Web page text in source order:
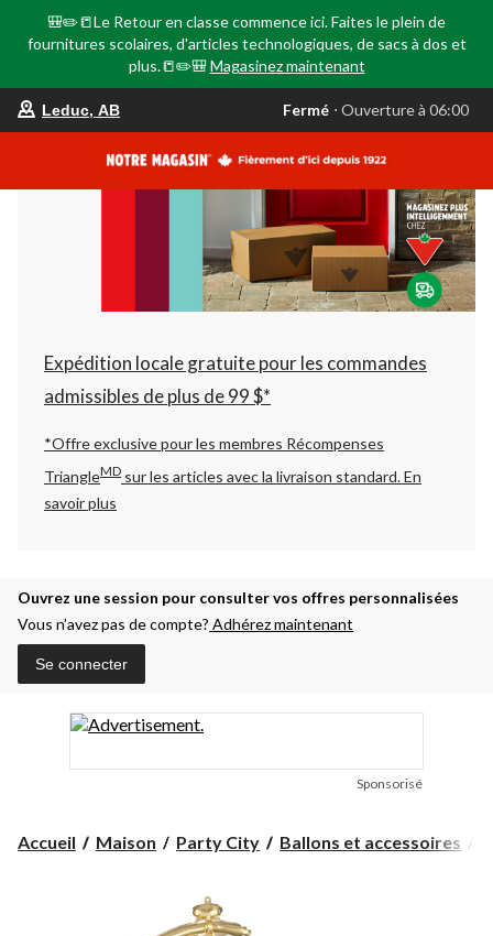
🎒✏️📒Le Retour en classe commence ici. Faites le plein de
fournitures scolaires, d'articles technologiques, de sacs à dos et
plus.📒✏️🎒 Magasinez maintenant
votre
est
AB,
Fermé,
Ouverture
à
06:00
changer
Leduc, AB Fermé ⋅ Ouverture à 06:00
Expédition locale gratuite pour les commandes
admissibles de plus de 99 $*
*Offre exclusive pour les membres Récompenses
TriangleMD sur les articles avec la livraison standard.En
savoir plus
Ouvrez une session pour consulter vos offres personnalisées
Vous n’avez pas de compte? Adhérez maintenant
Se connecter
Sponsorisé
Accueil Maison Party City Ballons et accessoires